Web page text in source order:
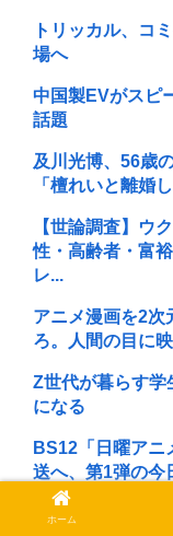
トリッカル、コ
場へ
中国製EVがスピ
話題
及川光博、56歳
「檀れいと離婚
【世論調査】ウ
性・高齢者・富
レ...
アニメ漫画を2次
ろ。人間の目に
Z世代が暮らす学
になる
BS12「日曜アニ
送へ、第1弾の今
冗談抜きで
ホーム